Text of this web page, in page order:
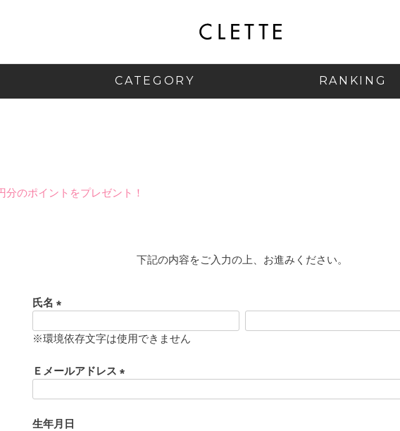
CATEGORY RANKING
のポイントをプレゼント！
下記の内容をご入力の上、お進みください。
氏名
必
)
※環境依存文字は使用できません
Ｅメールアドレス
生年月日